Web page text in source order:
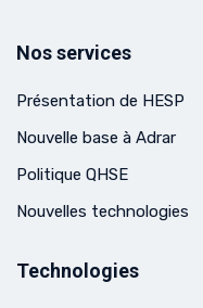
Nos services
Présentation de HESP
Nouvelle base à Adrar
Politique QHSE
Nouvelles technologies
Technologies